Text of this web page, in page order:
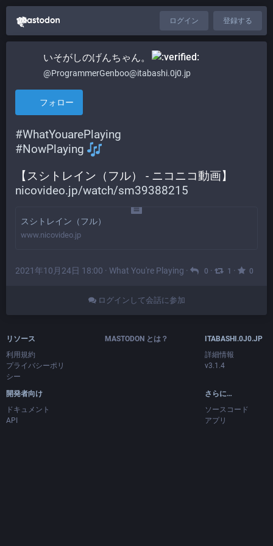
ログイン 登録する
いそがしのげんちゃん。​
@ProgrammerGenboo@itabashi.0j0.jp
フォロー
#WhatYouarePlaying
#NowPlaying
【スシトレイン（フル） - ニコニコ動画】
nicovideo.jp/watch/sm39388215
スシトレイン（フル）
www.nicovideo.jp
2021年10月24日 18:00 · What You're Playing · 0 · 1 · 0
ログインして会話に参加
リソース
利用規約
プライバシーポリ
シー
開発者向け
ドキュメント
API
MASTODON とは？
ITABASHI.0J0.JP
詳細情報
v3.1.4
さらに…
ソースコード
アプリ